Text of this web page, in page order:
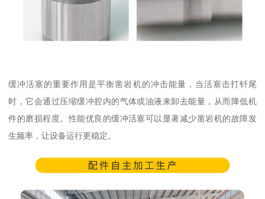
缓冲活塞的重要作用是平衡凿岩机的冲击能量，当活塞击打钎尾
时，它会通过压缩缓冲腔内的气体或油液来卸去能量，从而降低机
件的磨损程度。性能优良的缓冲活塞可以显著减少凿岩机的故障发
生频率，让设备运行更稳定。